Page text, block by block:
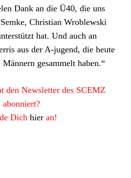
Dank an die Ü40, die uns
Christian Wroblewski
hat. Und auch an
aus der A-jugend, die heute
gesammelt haben.“
den Newsletter des SCEMZ
abonniert?
Dichhier an!